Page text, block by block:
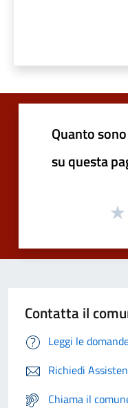
Quanto
su questa
Contatta il
Leggi le
Richiedi
Chiama il